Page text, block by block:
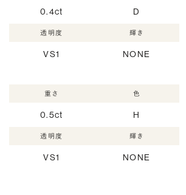
0.4ct D
透明度
VS1
輝き
NONE
重さ
0.5ct
色
H
透明度
VS1
輝き
NONE